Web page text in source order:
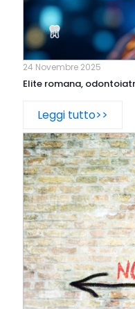
24 Novembre 2025
Elite romana,
Leggi tutto>>